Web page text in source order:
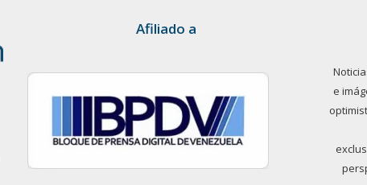
Afiliado a
e